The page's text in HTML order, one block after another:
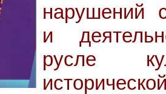
нарушений
и
русле